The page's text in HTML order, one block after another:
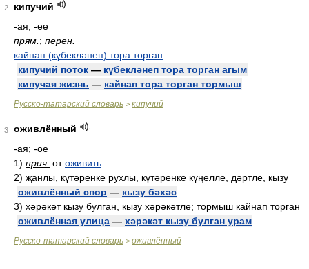
2
кипучий
-ая; -ее
прям. ; перен.
кайнап (күбекләнеп) тора торган
кипучий поток — күбекләнеп тора торган агым
кипучая жизнь — кайнап тора торган тормыш
Русско-татарский словарь > кипучий
3
оживлённый
-ая; -ое
1) прич. отоживить
2) җанлы, күтәренке рухлы, күтәренке күңелле, дәртле, кызу
оживлённый спор — кызу бәхәс
3) хәрәкәт кызу булган, кызу хәрәкәтле; тормыш кайнап торган
оживлённая улица — хәрәкәт кызу булган урам
Русско-татарский словарь > оживлённый